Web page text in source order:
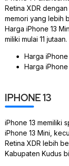
Retina XDR
memori yang lebih
Harga iPhone 13
miliki mulai 11 jutaan.
Harga iPhone
Harga iPhone
IPHONE 13
iPhone 13 memiliki
iPhone 13 Mini,
Retina XDR lebih
Kabupaten Kudus